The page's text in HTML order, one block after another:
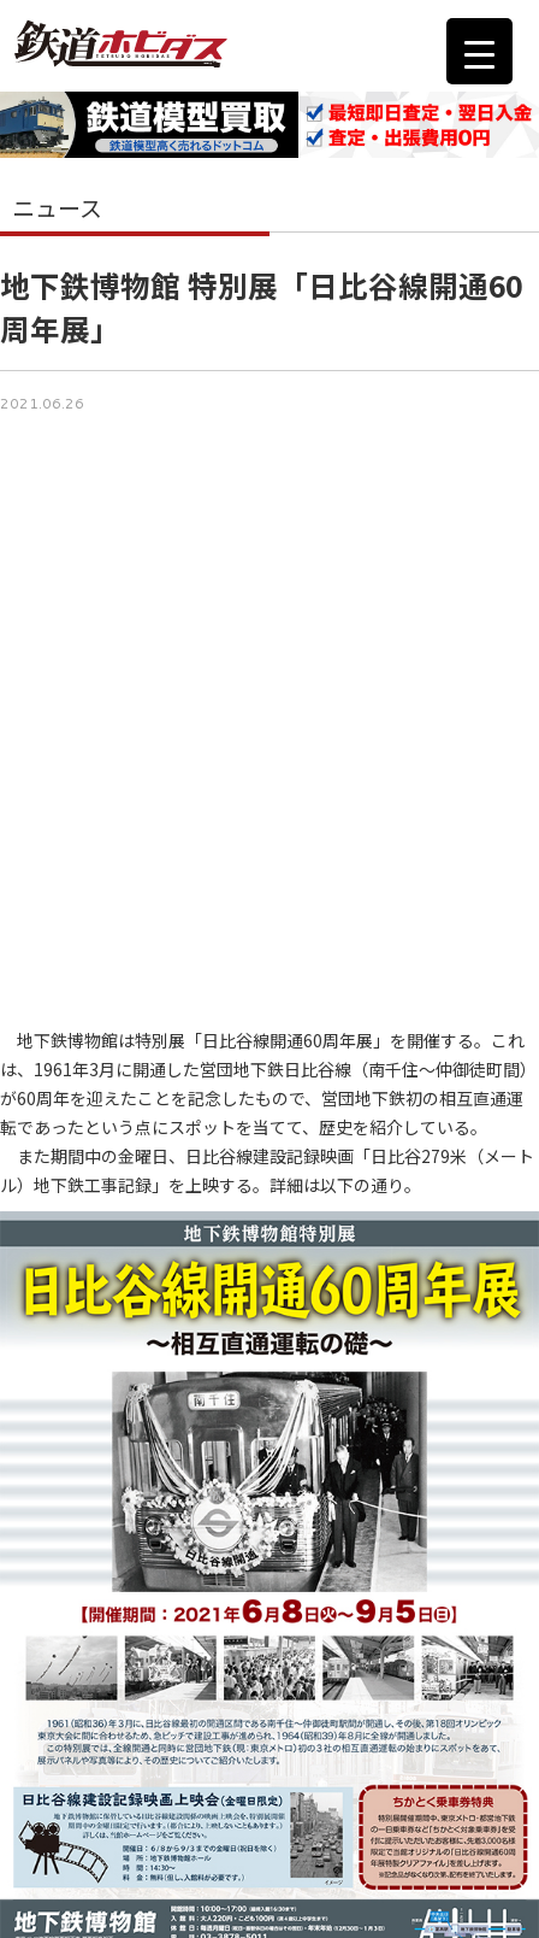
ニュース
地下鉄博物館 特別展「日比谷線開通60
周年展」
2021.06.26
地下鉄博物館は特別展「日比谷線開通60周年展」を開催する。これ
は、1961年3月に開通した営団地下鉄日比谷線（南千住～仲御徒町間）
が60周年を迎えたことを記念したもので、営団地下鉄初の相互直通運
転であったという点にスポットを当てて、歴史を紹介している。
また期間中の金曜日、日比谷線建設記録映画「日比谷279米（メート
ル）地下鉄工事記録」を上映する。詳細は以下の通り。